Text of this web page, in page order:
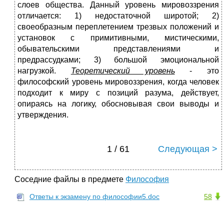
слоев общества. Данный уровень мировоззрения
отличается: 1) недостаточной широтой; 2)
своеобразным переплетением трезвых положений и
установок с примитивными, мистическими,
обывательскими представлениями и
предрассудками; 3) большой эмоциональной
нагрузкой. Теоретический уровень- это
философский уровень мировоззрения, когда человек
подходит к миру с позиций разума, действует,
опираясь на логику, обосновывая свои выводы и
утверждения.
1 / 61 Следующая >
Соседние файлы в предмете Философия
58
Ответы к экзамену по философии5.doc